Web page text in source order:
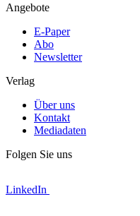
Angebote
E-Paper
Abo
Newsletter
Verlag
Über uns
Kontakt
Mediadaten
Folgen Sie uns
LinkedIn